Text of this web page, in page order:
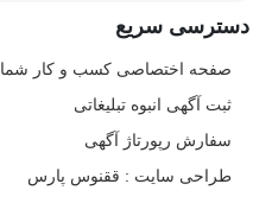
دسترسی سریع
صفحه اختصاصی کسب و کار شما
ثبت آگهی انبوه تبلیغاتی
سفارش رپورتاژ آگهی
طراحی سایت : ققنوس پارس